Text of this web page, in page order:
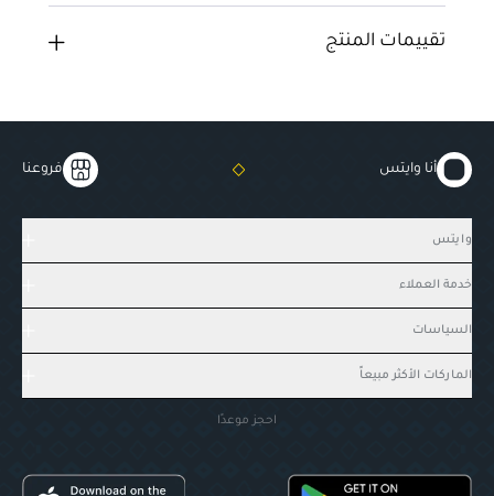
تقييمات المنتج
أنا وايتس فروعنا
وايتس
خدمة العملاء
السياسات
الماركات الأكثر مبيعاً
احجز موعدًا